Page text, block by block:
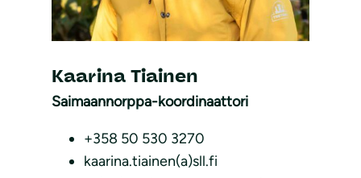
Saimaannorppa-koordinaattori
Kaarina Tiainen
+358 50 530 3270
kaarina.tiainen(a)sll.fi